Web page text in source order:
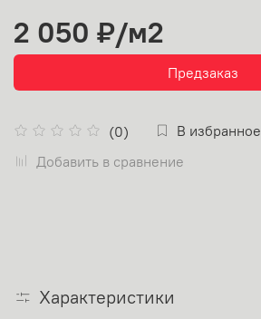
(0)
В избранное
Добавить в сравнение
2 050 ₽/м2
Предзаказ
Характеристики